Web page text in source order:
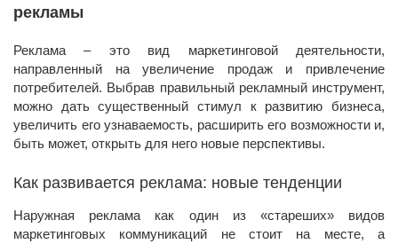
рекламы
Реклама – это вид маркетинговой деятельности,
направленный на увеличение продаж и привлечение
потребителей. Выбрав правильный рекламный инструмент,
можно дать существенный стимул к развитию бизнеса,
увеличить его узнаваемость, расширить его возможности и,
быть может, открыть для него новые перспективы.
Как развивается реклама: новые тенденции
Наружная реклама как один из «стареших» видов
маркетинговых коммуникаций не стоит на месте, а